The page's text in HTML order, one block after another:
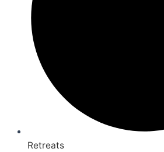
Retreats